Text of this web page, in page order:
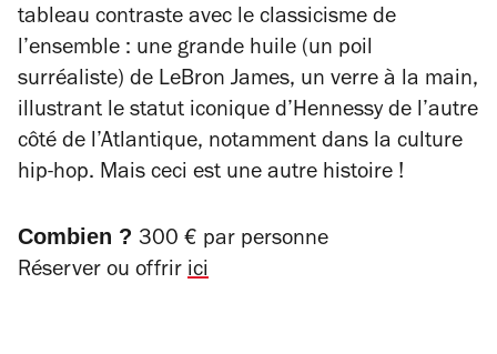
tableau contraste avec le classicisme de
l’ensemble : une grande huile (un poil
surréaliste) de LeBron James, un verre à la main,
illustrant le statut iconique d’Hennessy de l’autre
côté de l’Atlantique, notamment dans la culture
hip-hop. Mais ceci est une autre histoire !
Combien ? 300 € par personne
Réserver ou offrir ici